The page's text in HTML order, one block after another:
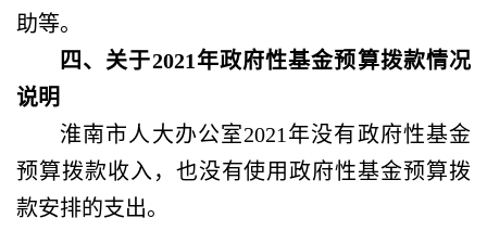
助等。
四、关于2021年政府性基金预算拨款情况
说明
淮南市人大办公室2021年没有政府性基金
预算拨款收入，也没有使用政府性基金预算拨
款安排的支出。